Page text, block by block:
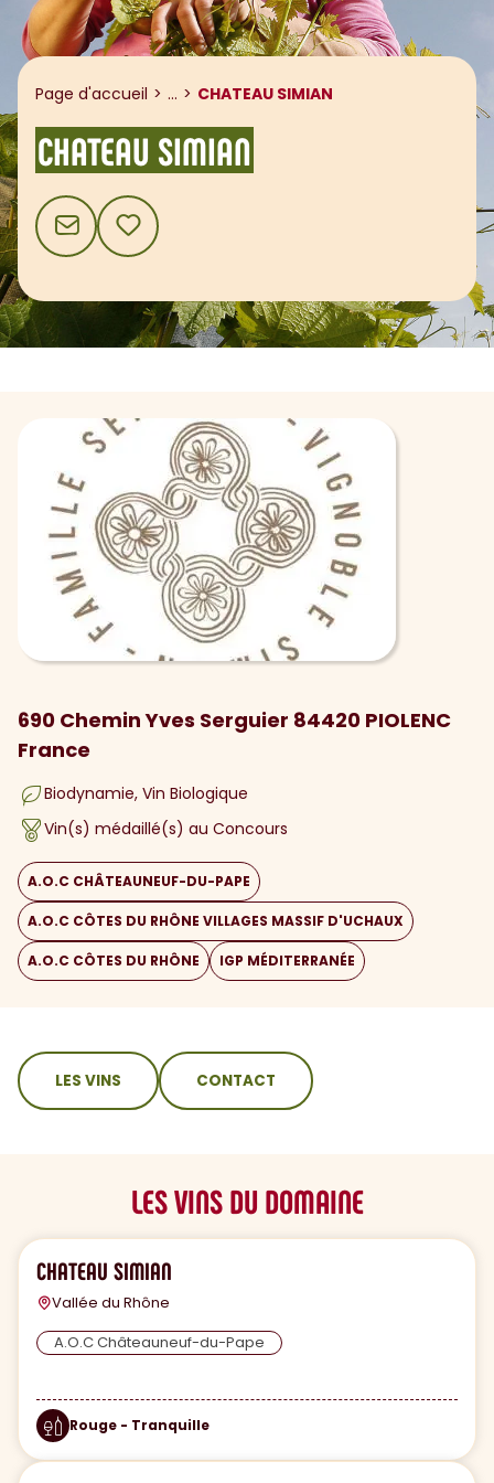
Page d'accueil ... Afficher le fil d'ariane
CHATEAU SIMIAN
CHATEAU SIMIAN
CONTACTAJOUTER AUX FAVORIS
690 Chemin Yves Serguier 84420 PIOLENC
France
Biodynamie Vin Biologique
Vin(s) médaillé(s) au Concours
A.O.C CHÂTEAUNEUF-DU-PAPE
A.O.C CÔTES DU RHÔNE VILLAGES MASSIF D'UCHAUX
A.O.C CÔTES DU RHÔNE IGP MÉDITERRANÉE
sommaire
LES VINS CONTACT
LES VINS DU DOMAINE
CHATEAU SIMIAN
Vallée du Rhône
A.O.C Châteauneuf-du-Pape
Rouge - Tranquille